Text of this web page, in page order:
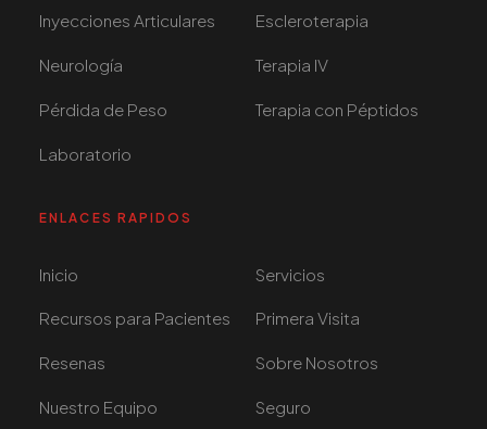
Inyecciones Articulares Escleroterapia
Neurología Terapia IV
Pérdida de Peso Terapia con Péptidos
Laboratorio
ENLACES RAPIDOS
Inicio Servicios
Recursos para Pacientes Primera Visita
Resenas Sobre Nosotros
Nuestro Equipo Seguro